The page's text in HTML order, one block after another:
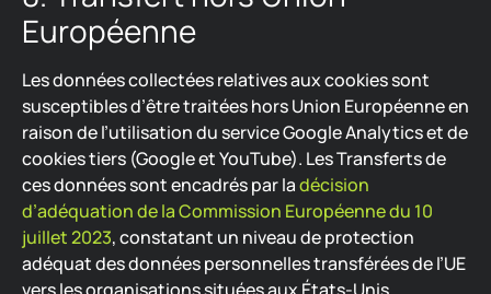
Européenne
Les données collectées relatives aux cookies sont
susceptibles d’être traitées hors Union Européenne en
raison de l’utilisation du service Google Analytics et de
cookies tiers (Google et YouTube). Les Transferts de
ces données sont encadrés par ladécision
d’adéquation de la Commission Européenne du 10
juillet 2023, constatant un niveau de protection
adéquat des données personnelles transférées de l’UE